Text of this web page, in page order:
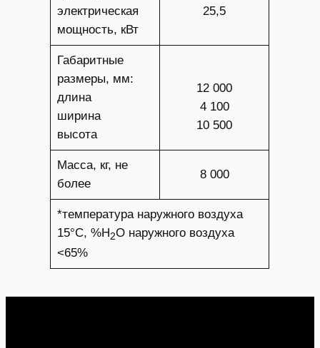
электрическая
мощность, кВт
25,5
Габаритные
размеры, мм:
длина
ширина
высота
12 000
4 100
10 500
Масса, кг, не
более
8 000
*температура наружного воздуха
15°С, %Н2О наружного воздуха
<65%